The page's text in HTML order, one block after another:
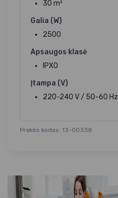
30 m²
Galia (W)
2500
Apsaugos klasė
IPX0
Įtampa (V)
220-240 V / 50-60 Hz
Prekės kodas: 13-00338